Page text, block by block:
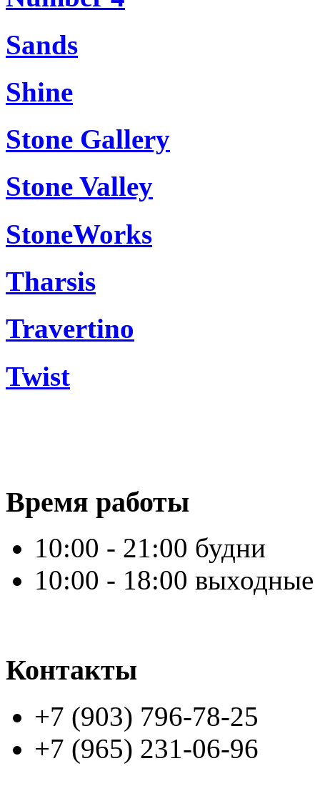
Sands
Shine
Stone Gallery
Stone Valley
StoneWorks
Tharsis
Travertino
Twist
Время работы
10:00 - 21:00 будни
10:00 - 18:00 выходные
Контакты
+7 (903) 796-78-25
+7 (965) 231-06-96